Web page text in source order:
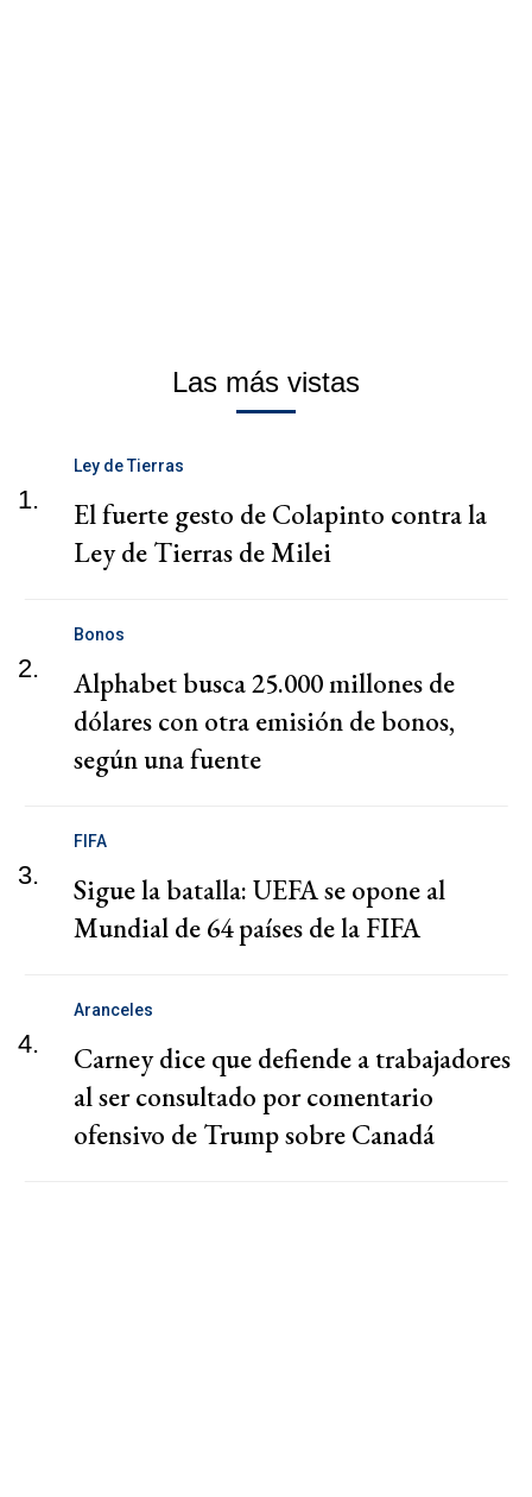
Las más vistas
1.
Ley de Tierras
El fuerte gesto de Colapinto contra la
Ley de Tierras de Milei
2.
Bonos
Alphabet busca 25.000 millones de
dólares con otra emisión de bonos,
según una fuente
3.
FIFA
Sigue la batalla: UEFA se opone al
Mundial de 64 países de la FIFA
4.
Aranceles
Carney dice que defiende a trabajadores
al ser consultado por comentario
ofensivo de Trump sobre Canadá